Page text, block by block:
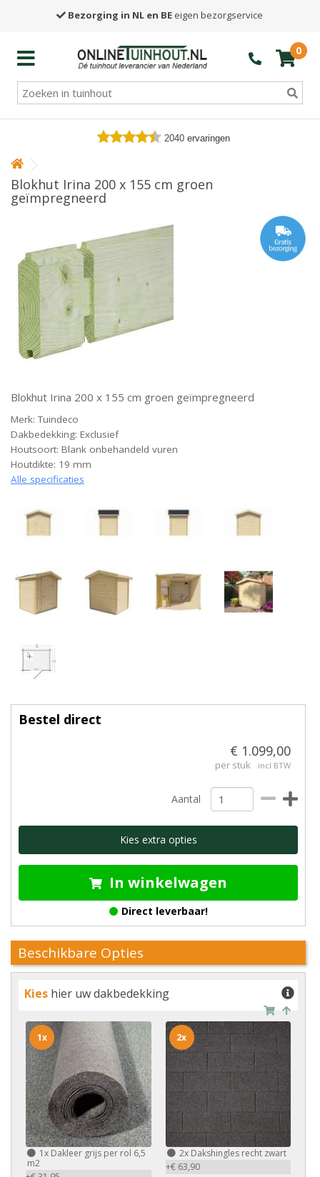
Bezorging in NL en BE eigen bezorgservice
0
2040 ervaringen
Blokhut Irina 200 x 155 cm groen
geïmpregneerd
Blokhut Irina 200 x 155 cm groen geïmpregneerd
Merk: Tuindeco
Dakbedekking: Exclusief
Houtsoort: Blank onbehandeld vuren
Houtdikte: 19 mm
Alle specificaties
Bestel direct
€ 1.099,00
per stuk incl BTW
Aantal
Kies extra opties
In winkelwagen
Direct leverbaar!
Beschikbare Opties
Kies hier uw dakbedekking
1x Dakleer grijs per rol 6,5
m2
1x
2xDakshingles recht zwart
+€ 63,90
2x